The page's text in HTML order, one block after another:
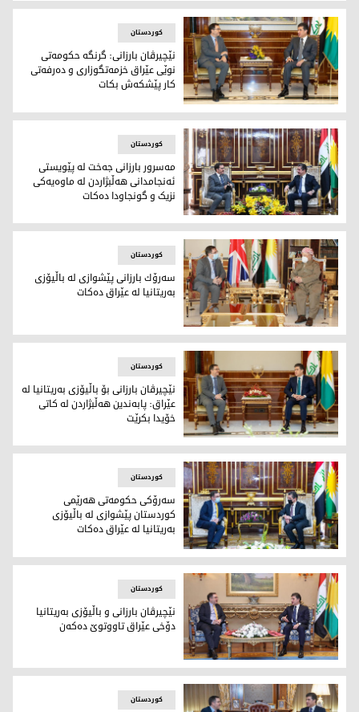
نێچیرڤان بارزانی و مارك برايسۆن ريچاردسۆن
کوردستان
نێچيرڤان بارزانى: گرنگه‌ حكومه‌تى
نوێى عێراق خزمه‌تگوزارى و ده‌رفه‌تى
كار پێشكه‌ش بكات
مەسرور بارزانی و مارک برایسن ریچاردسن
کوردستان
مه‌سرور بارزانی جه‌خت له‌ پێویستی
ئەنجامدانی هەڵبژاردن لە ماوەیەکی
نزیک و گونجاودا ده‌كات
سه‌رۆك بارزانی و مارک بریسۆن ریچاردسۆن، باڵیۆزی به‌ریتانیا لە
کوردستان
سەرۆك بارزانی پێشوازی لە باڵیۆزی
به‌ریتانیا لە عێراق دەکات
نێچيرڤان بارزانى، سه‌رۆكى هه‌رێمى كوردستان و مايك برايسۆن
کوردستان
نێچیرڤان بارزانی بۆ باڵيۆزى به‌ريتانيا له‌
عێراق: پابه‌ندین هه‌ڵبژاردن له‌ كاتى
خۆيدا بكرێت
سەرۆکی حکومەتی هەرێمی کوردستان پێشوازی لە باڵیۆزی
کوردستان
سەرۆکی حکومەتی هەرێمی
کوردستان پێشوازی لە باڵیۆزی
بەریتانیا لە عێراق دەکات
نێچيرڤان بارزانى، سه‌رۆكى هه‌رێمى كوردستان و مارك برايسۆن
کوردستان
نێچیرڤان بارزانی و باڵيۆزى به‌ريتانيا
دۆخى عێراق تاووتوێ ده‌كه‌ن
کوردستان